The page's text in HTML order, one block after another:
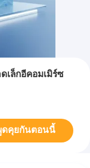
เล็กอีคอมเมิร์ซ
ดคุยกันตอนนี้